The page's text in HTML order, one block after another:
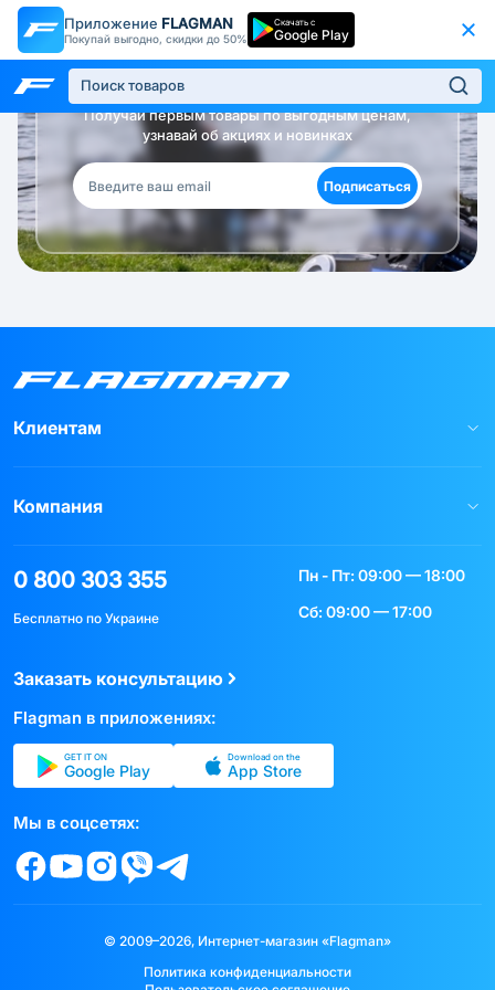
Приложение FLAGMAN
Покупай выгодно, скидки до 50%
Скачать с
Google Play
Будь в курсе!
Получай первым товары по выгодным ценам,
узнавай об акциях и новинках
Подписаться
Клиентам
Компания
0 800 303 355
Бесплатно по Украине
Пн - Пт: 09:00 — 18:00
Сб: 09:00 — 17:00
Заказать консультацию
Flagman в приложениях:
GET IT ON
Google Play
Download on the
App Store
Мы в соцсетях:
© 2009–2026, Интернет-магазин «Flagman»
Политика конфиденциальности